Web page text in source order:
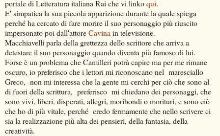
portale di Letteratura italiana Rai che vi linkoqui.
E' simpatica la sua piccola apparizione durante la quale spiega
perché ha cercato di fare morire il suo personaggio più riuscito
impersonato poi dall'attoreCavina in televisione.
Macchiavelli parla della grettezza dello scrittore che arriva a
detestare il suo personaggio quando diventa più famoso di lui.
Forse è un problema che Camilleri potrà capire ma per me rimane
oscuro, io preferisco che i lettori mi riconoscano nel maresciallo
Greco, non mi interessa che la gente mi cerchi per ciò che sono al
di fuori della scrittura, preferisco mi chiedano dei personaggi, che
sono vivi, liberi, disperati, allegri, moribondi o morituri, e sono ciò
che ho di più vitale, perché credo fermamente che nello scrivere ci
sia la realizzazione più alta dei pensieri, della fantasia, della
creatività.